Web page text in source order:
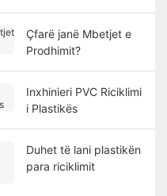
Çfarë janë Mbetjet e
Prodhimit?
Inxhinieri PVC Riciklimi
i Plastikës
Duhet të lani plastikën
para riciklimit